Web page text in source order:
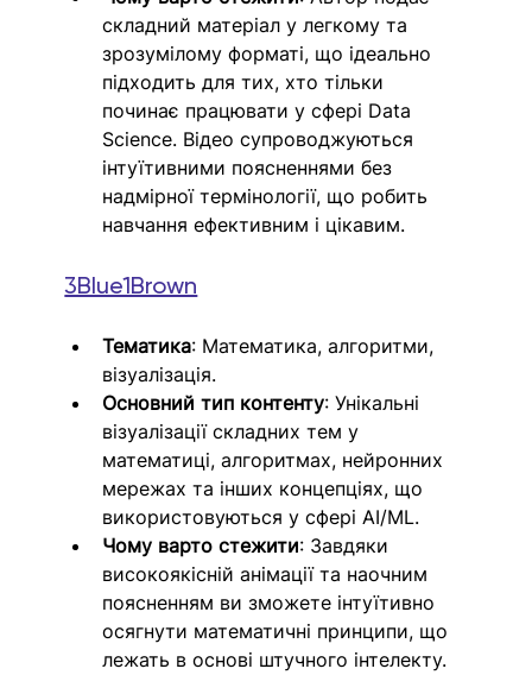
складний матеріал у легкому та
зрозумілому форматі, що ідеально
підходить для тих, хто тільки
починає працювати у сфері Data
Science. Відео супроводжуються
інтуїтивними поясненнями без
надмірної термінології, що робить
навчання ефективним і цікавим.
3Blue1Brown
Тематика: Математика, алгоритми,
візуалізація.
Основний тип контенту: Унікальні
візуалізації складних тем у
математиці, алгоритмах, нейронних
мережах та інших концепціях, що
використовуються у сфері AI/ML.
Чому варто стежити: Завдяки
високоякісній анімації та наочним
поясненням ви зможете інтуїтивно
осягнути математичні принципи, що
лежать в основі штучного інтелекту.